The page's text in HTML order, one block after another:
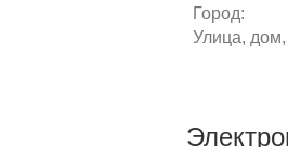
Город:
Улица,